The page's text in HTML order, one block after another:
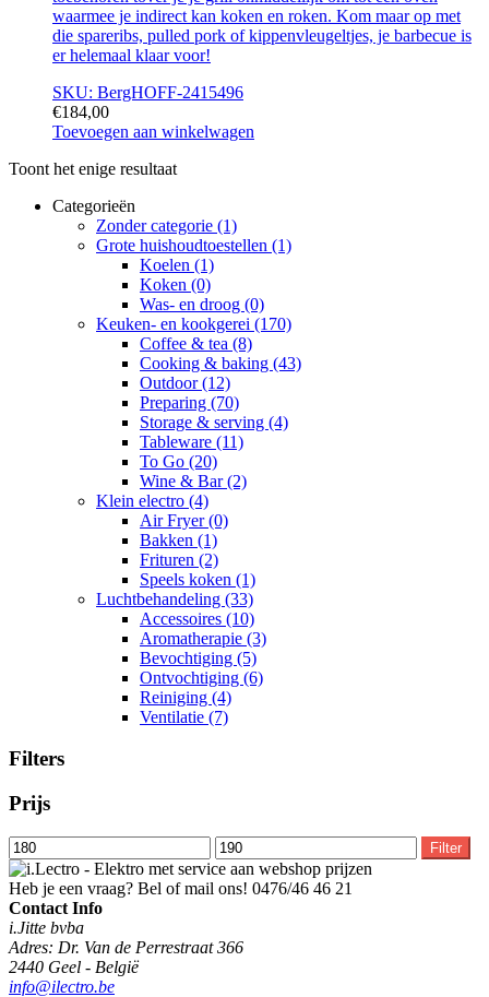
waarmee je indirect kan koken en roken. Kom maar op met
die spareribs, pulled pork of kippenvleugeltjes, je barbecue is
er helemaal klaar voor!
SKU: BergHOFF-2415496
€184,00
Toevoegen aan winkelwagen
Toont het enige resultaat
Categorieën
Zonder categorie (1)
Grote huishoudtoestellen (1)
Koelen (1)
Koken (0)
Was- en droog (0)
Keuken- en kookgerei (170)
Coffee & tea (8)
Cooking & baking (43)
Outdoor(12)
Preparing (70)
Storage & serving (4)
Tableware (11)
To Go (20)
Wine & Bar(2)
Klein electro (4)
Air Fryer(0)
Bakken (1)
Frituren (2)
Speels koken (1)
Luchtbehandeling (33)
Accessoires (10)
Aromatherapie (3)
Bevochtiging (5)
Ontvochtiging (6)
Reiniging (4)
Ventilatie (7)
Filters
Prijs
Min.
prijs
Max.
prijs
Filter
Heb je een vraag? Bel of mail ons! 0476/46 46 21
Contact Info
i.Jitte bvba
Adres: Dr. Van de Perrestraat 366
2440 Geel - België
info@ilectro.be